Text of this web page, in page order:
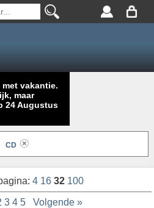
met vakantie.
maar
24 Augustus
CD
4 16 32 100
3 4 5 Volgende »